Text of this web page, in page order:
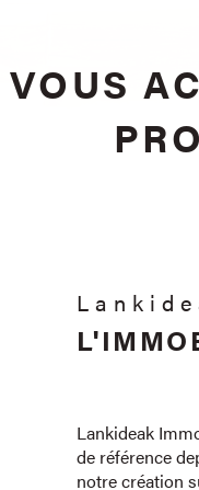
VOUS
Lankideak
de référence
notre création